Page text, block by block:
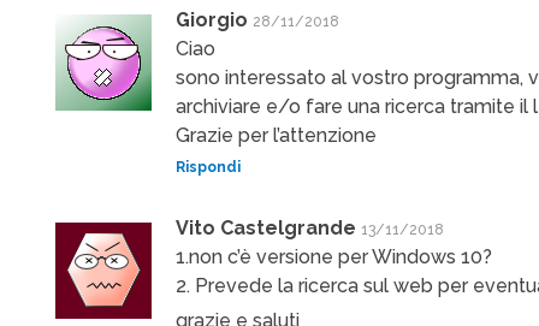
Giorgio 28/11/2018
Ciao
sono interessato al vostro programma,
archiviare e/o fare una ricerca tramite il
Grazie per l’attenzione
Rispondi
Vito Castelgrande 13/11/2018
1.non c’è versione per Windows 10?
2. Prevede la ricerca sul web per
grazie e saluti